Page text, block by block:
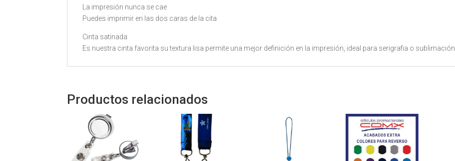
La impresión nunca se cae
Puedes imprimir en las dos caras de la cita
Cinta satinada
Es nuestra cinta favorita su textura lisa permite una mejor definición en la impresión, ideal para serigrafia o sublimación.
Productos relacionados